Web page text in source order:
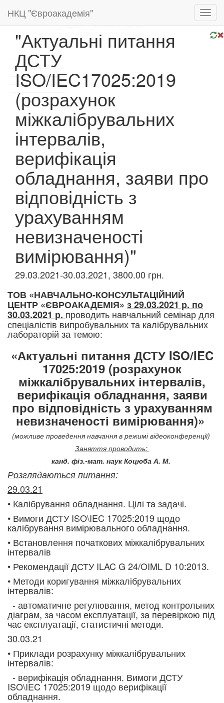
НКЦ "Євроакадемія"
"Актуальні питання
ДСТУ
ISO/IEC17025:2019
(розрахунок
міжкалібрувальних
інтервалів,
верифікація
обладнання, заяви про
відповідність з
урахуванням
невизначеності
вимірювання)"
29.03.2021-30.03.2021, 3800.00 грн.
ТОВ «НАВЧАЛЬНО-КОНСУЛЬТАЦІЙНИЙ
ЦЕНТР «ЄВРОАКАДЕМІЯ» з 29.03.2021 р. по
30.03.2021 р. проводить навчальний семінар для
спеціалістів випробувальних та калібрувальних
лабораторій за темою:
«Актуальні питання ДСТУ ISO/IEC
17025:2019 (розрахунок
міжкалібрувальних інтервалів,
верифікація обладнання, заяви
про відповідність з урахуванням
невизначеності вимірювання)»
(можливе проведення навчання в режимі відеоконференції)
Заняття проводить:
канд. фіз.-мат. наук Коцюба А. М.
Розглядаються питання:
29.03.21
• Калібрування обладнання. Цілі та задачі.
• Вимоги ДСТУ ISO\IEC 17025:2019 щодо
калібрування вимірювального обладнання.
• Встановлення початкових міжкалібрувальних
інтервалів
• Рекомендації ДСТУ ILAC G 24/OIML D 10:2013.
• Методи коригування міжкалібрувальних
інтервалів:
- автоматичне регулювання, метод контрольних
діаграм, за часом експлуатації, за перевіркою під
час експлуатації, статистичні методи.
30.03.21
• Приклади розрахунку міжкалібрувальних
інтервалів:
- верифікація обладнання. Вимоги ДСТУ
ISO\IEC 17025:2019 щодо верифікації
обладнання.